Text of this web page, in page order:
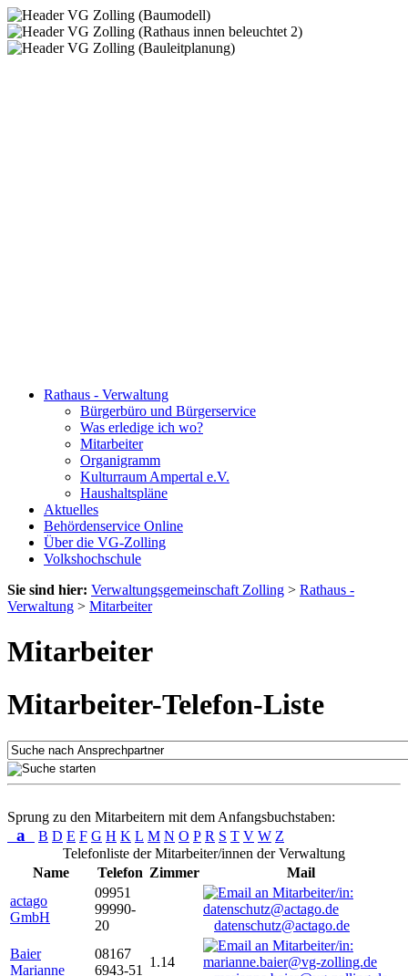
Rathaus - Verwaltung
Bürgerbüro und Bürgerservice
Was erledige ich wo?
Mitarbeiter
Organigramm
Kulturraum Ampertal e.V.
Haushaltspläne
Aktuelles
Behördenservice Online
Über die VG-Zolling
Volkshochschule
Sie sind hier: Verwaltungsgemeinschaft Zolling > Rathaus -
Verwaltung > Mitarbeiter
Mitarbeiter
Mitarbeiter-Telefon-Liste
Sprung zu den Mitarbeitern mit dem Anfangsbuchstaben:
a B D E F G H K L M N O P R S T V W Z
Telefonliste der Mitarbeiter/innen der Verwaltung
Name
Telefon Zimmer
Mail
actago
GmbH
09951
99990-
20
datenschutz@actago.de
Baier
Marianne
08167
6943-51
1.14